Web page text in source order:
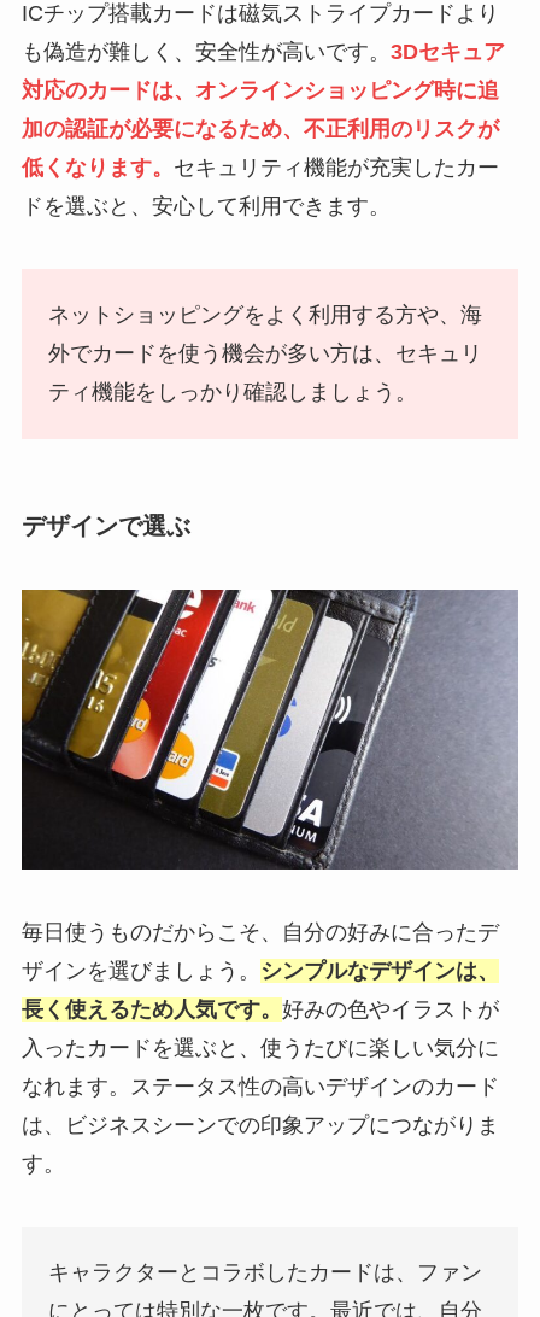
ICチップ搭載カードは磁気ストライプカードより
も偽造が難しく、安全性が高いです。 3Dセキュア
対応のカードは、オンラインショッピング時に追
加の認証が必要になるため、不正利用のリスクが
低くなります。 セキュリティ機能が充実したカー
ドを選ぶと、安心して利用できます。
ネットショッピングをよく利用する方や、海
外でカードを使う機会が多い方は、セキュリ
ティ機能をしっかり確認しましょう。
デザインで選ぶ
毎日使うものだからこそ、自分の好みに合ったデ
ザインを選びましょう。
シンプルなデザインは、
長く使えるため人気です。 好みの色やイラストが
入ったカードを選ぶと、使うたびに楽しい気分に
なれます。ステータス性の高いデザインのカード
は、ビジネスシーンでの印象アップにつながりま
す。
キャラクターとコラボしたカードは、ファン
にとっては特別な一枚です。最近では、自分